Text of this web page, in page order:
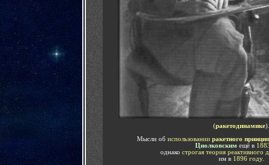
(ракетодинамике).
Мысли об использовании ракетного
Циолковским ещё в
однако строгая теория реактивного
им в 1896 году.